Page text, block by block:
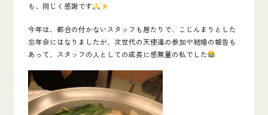
も、同じく感謝です
今年は、都合の付かないスタッフも居たりで、こじんまりとした
忘年会にはなりましたが、次世代の天使達の参加や結婚の報告も
あって、スタッフの人としての成長に感無量の私でした